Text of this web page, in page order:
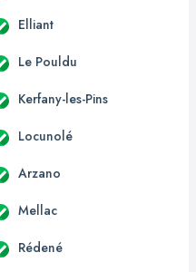
Elliant
Le Pouldu
Kerfany-les-Pins
Locunolé
Arzano
Mellac
Rédené